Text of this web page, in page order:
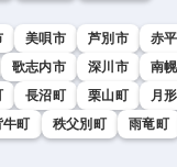
美唄市 芦別市 赤
歌志内市 深川市 南
長沼町 栗山町 月
牛町 秩父別町 雨竜町